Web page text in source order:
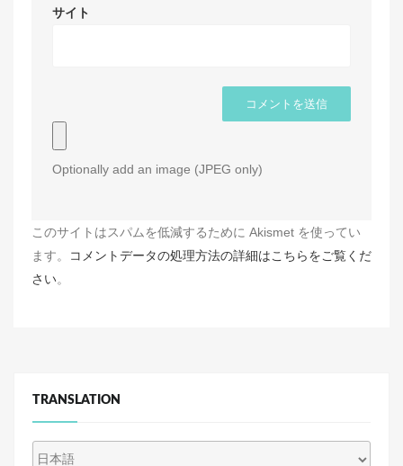
サイト
Optionally add an image (JPEG only)
このサイトはスパムを低減するために Akismet を使ってい
ます。
コメントデータの処理方法の詳細はこちらをご覧くだ
さい。
TRANSLATION